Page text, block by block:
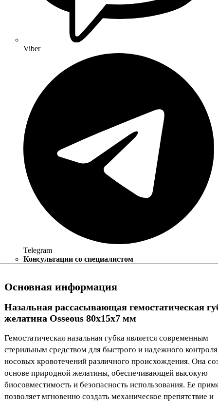
Viber
Telegram
Консультации со специалистом
Основная информация
Назальная рассасывающая гемостатическая
желатина Osseous 80x15x7 мм
Гемостатическая назальная губка является современным
стерильным средством для быстрого и надежного контроля
носовых кровотечений различного происхождения. Она
основе природной желатины, обеспечивающей высокую
биосовместимость и безопасность использования. Ее
позволяет мгновенно создать механическое препятствие и